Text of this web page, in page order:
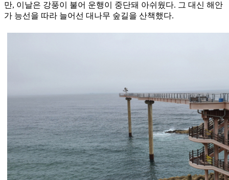
만, 이날은 강풍이 불어 운행이 중단돼 아쉬웠다. 그 대신 해안
가 능선을 따라 늘어선 대나무 숲길을 산책했다.